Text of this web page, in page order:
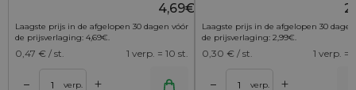
4,69€.
Laagste prijs in de afgelopen 30 dagen vóór
de prijsverlaging: 4,69€.
0,47 € / st. 1 verp. = 10 st.
– verp. +
Laagste prijs in de afgelopen 30
de prijsverlaging: 2,99€.
0,30 € / st. 1 verp. =
– verp. +
Toevoegen aan winkelwagen Toevoegen aan